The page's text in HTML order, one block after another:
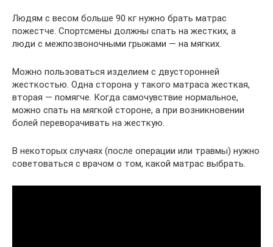
Людям с весом больше 90 кг нужно брать матрас
пожестче. Спортсмены должны спать на жестких, а
люди с межпозвоночными грыжами — на мягких.
Можно пользоваться изделием с двусторонней
жесткостью. Одна сторона у такого матраса жесткая,
вторая — помягче. Когда самочувствие нормальное,
можно спать на мягкой стороне, а при возникновении
болей переворачивать на жесткую.
В некоторых случаях (после операции или травмы) нужно
советоваться с врачом о том, какой матрас выбрать.